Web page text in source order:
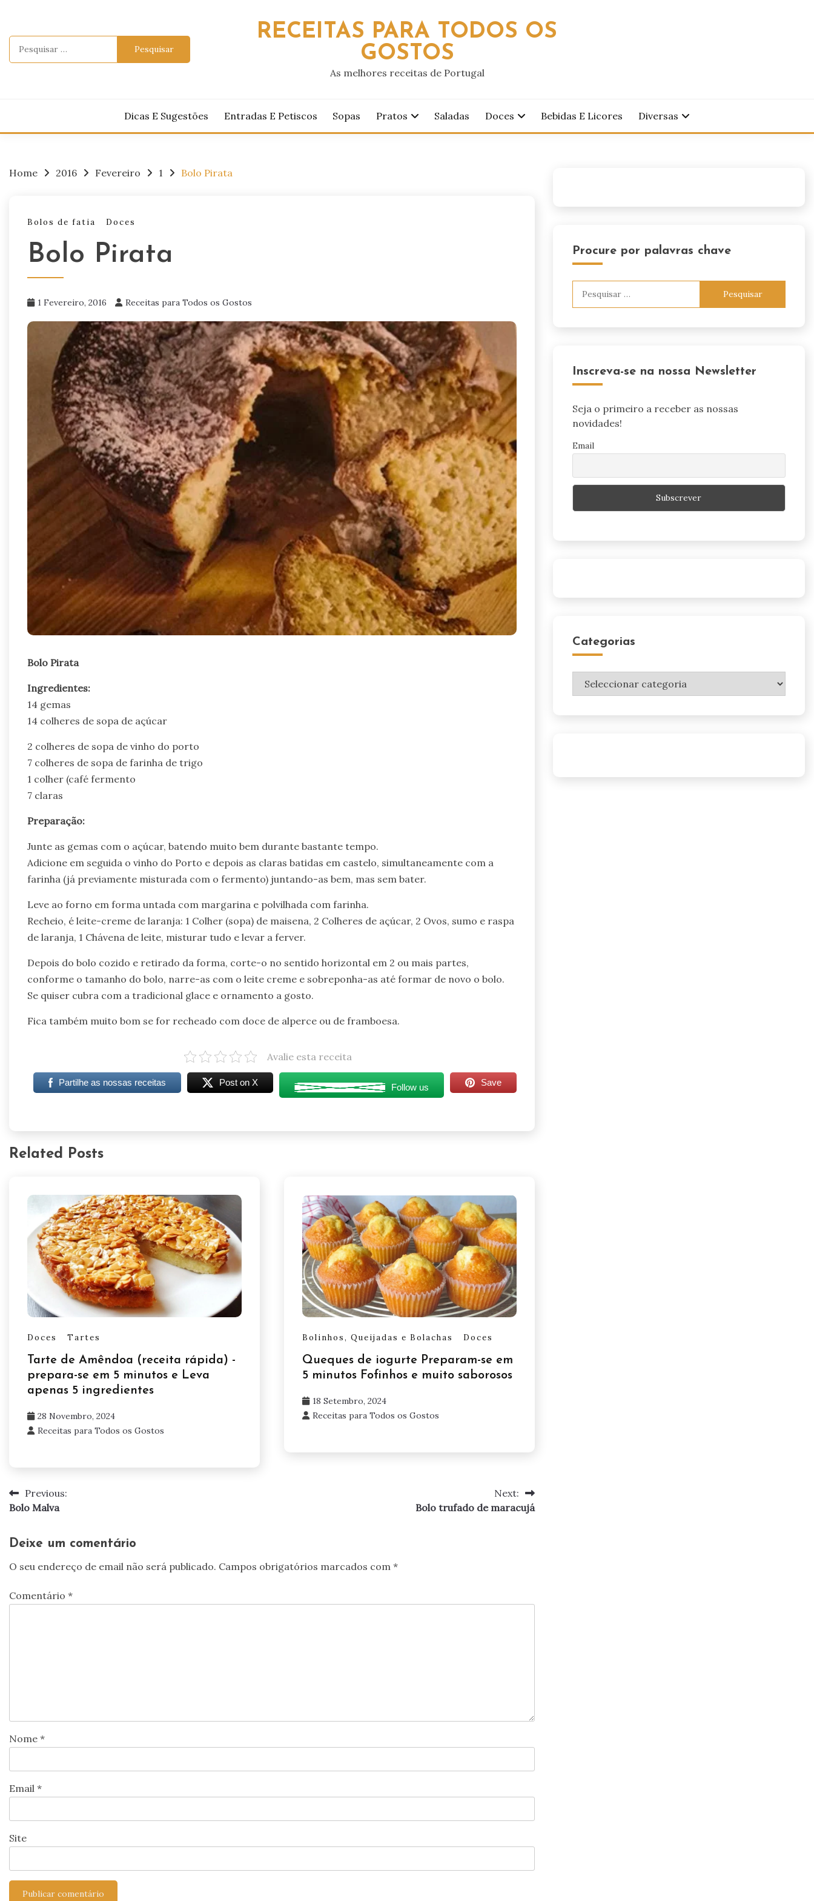
content
RECEITAS PARA TODOS OS
GOSTOS
As melhores receitas de Portugal
Dicas E Sugestões Entradas E Petiscos Sopas Pratos Saladas Doces Bebidas E Licores Diversas
Home 2016 Fevereiro 1 Bolo Pirata
Bolos de fatia Doces
Bolo Pirata
1 Fevereiro, 2016 Receitas para Todos os Gostos
Bolo Pirata
Ingredientes:
14 gemas
14 colheres de sopa de açúcar
2 colheres de sopa de vinho do porto
7 colheres de sopa de farinha de trigo
1 colher (café fermento
7 claras
Preparação:
Junte as gemas com o açúcar, batendo muito bem durante bastante tempo.
Adicione em seguida o vinho do Porto e depois as claras batidas em castelo, simultaneamente com a
farinha (já previamente misturada com o fermento) juntando-as bem, mas sem bater.
Leve ao forno em forma untada com margarina e polvilhada com farinha.
Recheio, é leite-creme de laranja: 1 Colher (sopa) de maisena, 2 Colheres de açúcar, 2 Ovos, sumo e raspa
de laranja, 1 Chávena de leite, misturar tudo e levar a ferver.
Depois do bolo cozido e retirado da forma, corte-o no sentido horizontal em 2 ou mais partes,
conforme o tamanho do bolo, narre-as com o leite creme e sobreponha-as até formar de novo o bolo.
Se quiser cubra com a tradicional glace e ornamento a gosto.
Fica também muito bom se for recheado com doce de alperce ou de framboesa.
Avalie esta receita
Partilhe as nossas receitas Post on X Follow us Save
Related Posts
Doces Tartes
Tarte de Amêndoa (receita rápida) -
prepara-se em 5 minutos e Leva
apenas 5 ingredientes
28 Novembro, 2024
Receitas para Todos os Gostos
Bolinhos, Queijadas e Bolachas Doces
Queques de iogurte Preparam-se em
5 minutos Fofinhos e muito saborosos
18 Setembro, 2024
Receitas para Todos os Gostos
Navegação
artigos
Previous:
Bolo Malva
Next:
Bolo trufado de maracujá
Deixe um comentário
O seu endereço de email não será publicado. Campos obrigatórios marcados com *
Comentário *
Nome *
Email *
Site
Procure por palavras chave
Inscreva-se na nossa Newsletter
Seja o primeiro a receber as nossas
novidades!
Email
Categorias
Categorias